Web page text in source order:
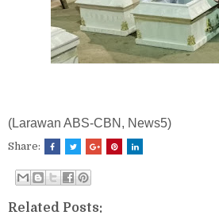
(Larawan ABS-CBN, News5)
Share:
Related Posts: